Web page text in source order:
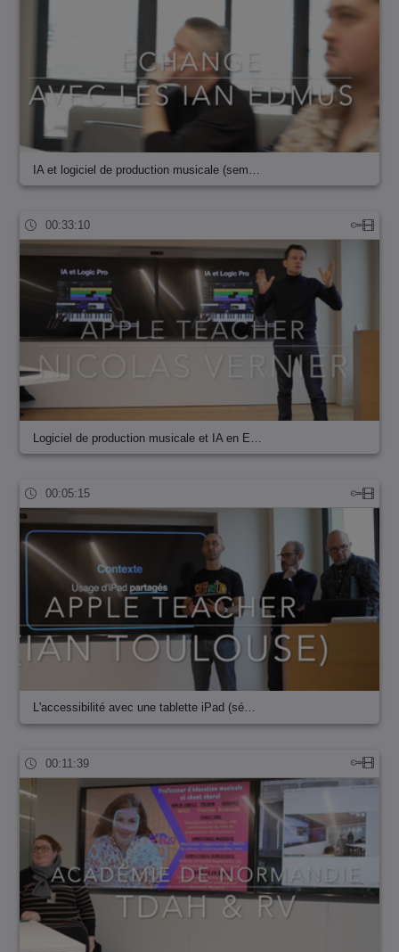
IA et logiciel de production musicale (sem…
00:33:10
Logiciel de production musicale et IA en E…
00:05:15
L'accessibilité avec une tablette iPad (sé…
00:11:39